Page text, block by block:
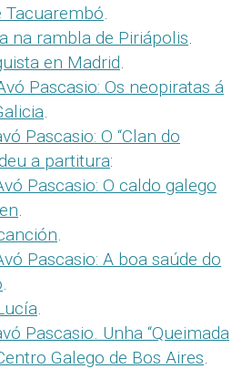
Tacuarembó.
na rambla de Piriápolis.
en Madrid.
Pascasio: Os neopiratas á
.
Pascasio: O “Clan do
a partitura:
Pascasio: O caldo galego
.
.
Pascasio: A boa saúde do
.
.
Pascasio. Unha “Queimada
Galego de Bos Aires.